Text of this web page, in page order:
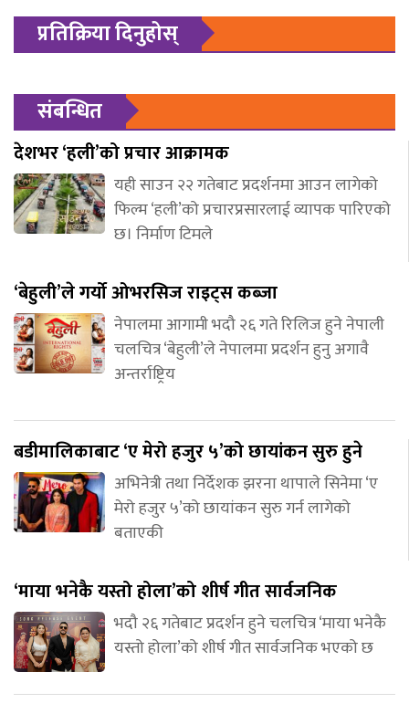
प्रतिक्रिया दिनुहोस्
संबन्धित
देशभर ‘हली’को प्रचार आक्रामक
यही साउन २२ गतेबाट प्रदर्शनमा आउन लागेको
फिल्म ‘हली’को प्रचारप्रसारलाई व्यापक पारिएको
छ। निर्माण टिमले
‘बेहुली’ले गर्यो ओभरसिज राइट्स कब्जा
नेपालमा आगामी भदौ २६ गते रिलिज हुने नेपाली
चलचित्र ‘बेहुली’ले नेपालमा प्रदर्शन हुनु अगावै
अन्तर्राष्ट्रिय
बडीमालिकाबाट ‘ए मेरो हजुर ५’को छायांकन सुरु हुने
अभिनेत्री तथा निर्देशक झरना थापाले सिनेमा ‘ए
मेरो हजुर ५’को छायांकन सुरु गर्न लागेको
बताएकी
‘माया भनेकै यस्तो होला’को शीर्ष गीत सार्वजनिक
भदौ २६ गतेबाट प्रदर्शन हुने चलचित्र ‘माया भनेकै
यस्तो होला’को शीर्ष गीत सार्वजनिक भएको छ